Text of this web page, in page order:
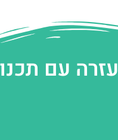
עזרה עם